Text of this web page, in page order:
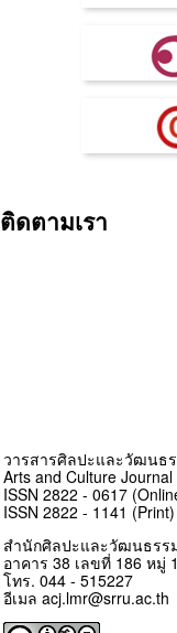
ติดตามเรา
วารสารศิลปะและวัฒนธ
Arts and Culture
ISSN 2822 - 0617
ISSN 2822 - 1141 (Print)
สำนักศิลปะและวัฒนธรร
อาคาร 38 เลขที่ 186 หมู่
โทร. 044 - 515227
อีเมล acj.lmr@srru.ac.th